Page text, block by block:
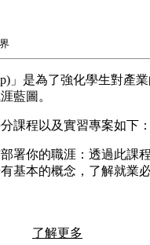
」是為了強化學生對產
藍圖。
課程以及實習專案如下：
署你的職涯：透過此課
基本的概念，了解就業必
了解更多